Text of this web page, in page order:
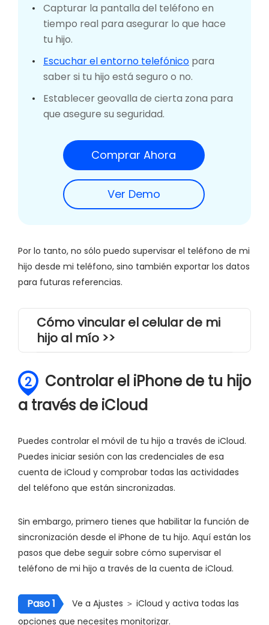
Capturar la pantalla del teléfono en
tiempo real para asegurar lo que hace
tu hijo.
Escuchar el entorno telefónico para
saber si tu hijo está seguro o no.
Establecer geovalla de cierta zona para
que asegure su seguridad.
Comprar Ahora
Ver Demo
Por lo tanto, no sólo puedo supervisar el teléfono de mi
hijo desde mi teléfono, sino también exportar los datos
para futuras referencias.
Cómo vincular el celular de mi
hijo al mío >>
2
Controlar el iPhone de tu hijo
a través de iCloud
Puedes controlar el móvil de tu hijo a través de iCloud.
Puedes iniciar sesión con las credenciales de esa
cuenta de iCloud y comprobar todas las actividades
del teléfono que están sincronizadas.
Sin embargo, primero tienes que habilitar la función de
sincronización desde el iPhone de tu hijo. Aquí están los
pasos que debe seguir sobre cómo supervisar el
teléfono de mi hijo a través de la cuenta de iCloud.
Paso 1
Ve a Ajustes ＞ iCloud y activa todas las
opciones que necesites monitorizar.